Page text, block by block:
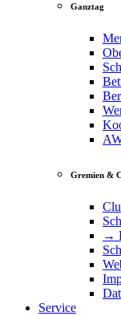
Ganztag
Gremien &
→
Service